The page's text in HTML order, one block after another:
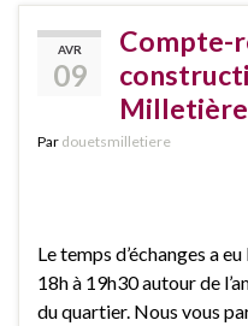
AVR
09
Compte-
Milletière
Par douetsmilletiere
Le temps d’échanges a
18h à 19h30 autour de
du quartier. Nous vous